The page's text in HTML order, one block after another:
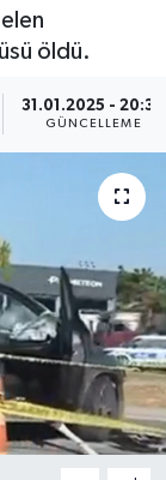
öldü.
31.01.2025 - 20:30
GÜNCELLEME